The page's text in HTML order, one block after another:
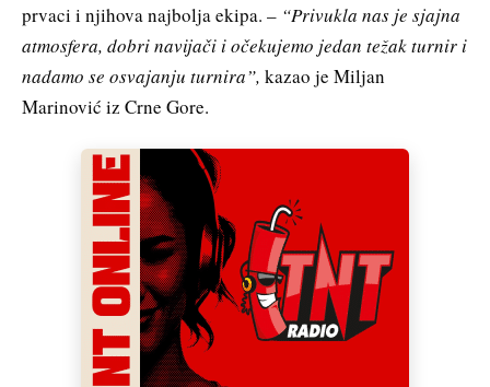
prvaci i njihova najbolja ekipa. – “Privukla nas je sjajna
atmosfera, dobri navijači i očekujemo jedan težak turnir i
nadamo se osvajanju turnira”, kazao je Miljan
Marinović iz Crne Gore.